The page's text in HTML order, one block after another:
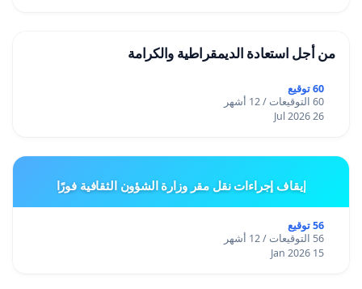
من أجل استعادة الديمقراطية والكرامة
60 توقيع
60 التوقيعات / 12 أشهر
26 Jul 2026
إيقاف إجراءات نقل مقر وزارة الشؤون الثقافية فورًا
56 توقيع
56 التوقيعات / 12 أشهر
15 Jan 2026